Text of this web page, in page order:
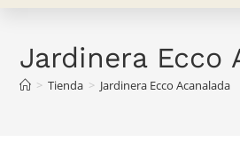
Jardinera Ecco
> Tienda > Jardinera Ecco Acanalada